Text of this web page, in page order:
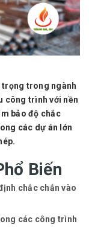
trọng trong ngành
công trình với nền
bảo độ chắc
các dự án lớn
Biến
chắc chắn vào
các công trình